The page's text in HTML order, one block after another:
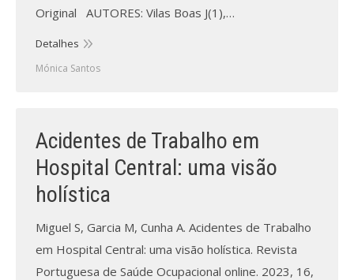
Ficha técnica
Original AUTORES: Vilas Boas J(1),…
Detalhes
Mónica Santos
Acidentes de Trabalho em
Hospital Central: uma visão
holística
Miguel S, Garcia M, Cunha A. Acidentes de Trabalho
em Hospital Central: uma visão holística. Revista
Portuguesa de Saúde Ocupacional online. 2023, 16,